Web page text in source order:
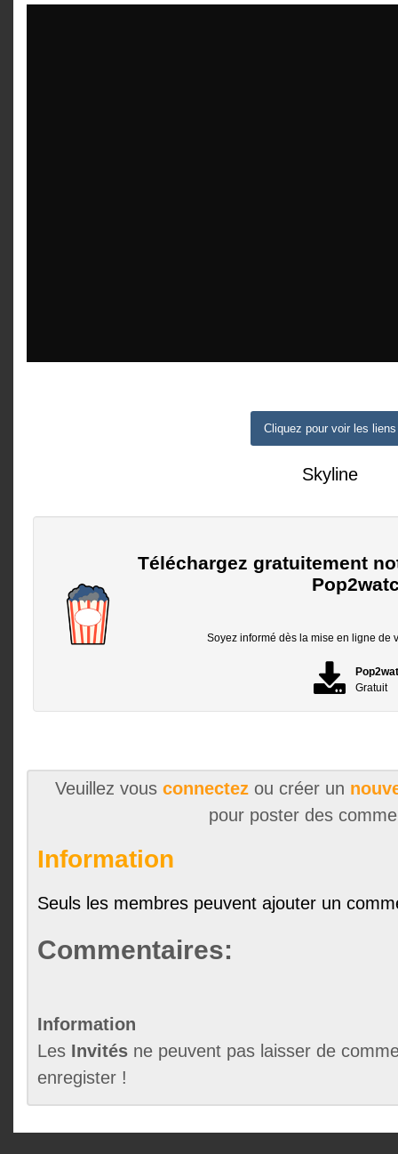
Cliquez pour voir les liens
Skyline
Téléchargez gratuitement
Soyez informé dès la mise en ligne de
Gratuit
Veuillez vous connectezou créer un
pour poster des
Information
Seuls les membres peuvent ajouter un
Commentaires:
Information
Les Invités ne peuvent pas laisser de
enregister !